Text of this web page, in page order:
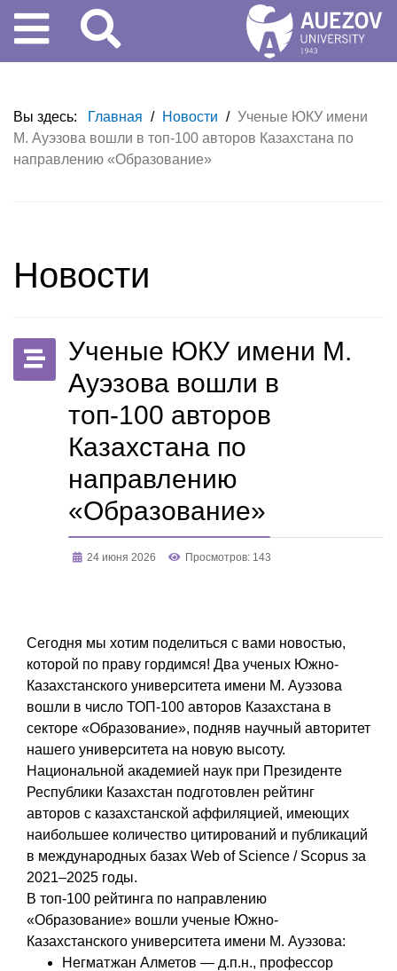
Вы здесь: Главная / Новости / Ученые ЮКУ имени
М. Ауэзова вошли в топ-100 авторов Казахстана по
направлению «Образование»
Новости
Ученые ЮКУ имени М.
Ауэзова вошли в
топ-100 авторов
Казахстана по
направлению
«Образование»
24 июня 2026 Просмотров: 143
Сегодня мы хотим поделиться с вами новостью,
которой по праву гордимся! Два ученых Южно-
Казахстанского университета имени М. Ауэзова
вошли в число ТОП-100 авторов Казахстана в
секторе «Образование», подняв научный авторитет
нашего университета на новую высоту.
Национальной академией наук при Президенте
Республики Казахстан подготовлен рейтинг
авторов с казахстанской аффиляцией, имеющих
наибольшее количество цитирований и публикаций
в международных базах Web of Science / Scopus за
2021–2025 годы.
В топ-100 рейтинга по направлению
«Образование» вошли ученые Южно-
Казахстанского университета имени М. Ауэзова:
Негматжан Алметов — д.п.н., профессор